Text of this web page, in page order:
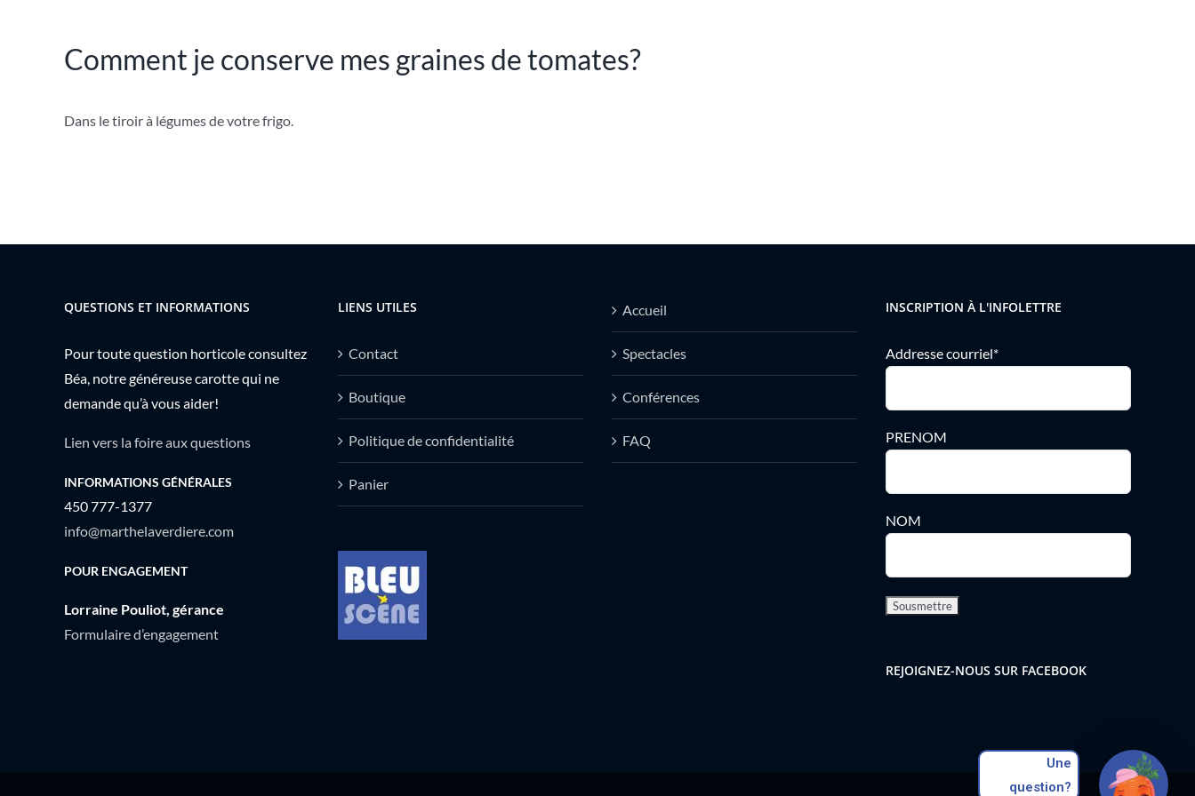
Comment je conserve mes graines de tomates?
Dans letiroir à légumes de votre frigo.
QUESTIONS ET INFORMATIONS
Pour toute question horticole consultez
Béa, notre généreuse carotte qui ne
demande qu’à vous aider!
Lien vers la foire aux questions
INFORMATIONS GÉNÉRALES
450 777-1377
info@marthelaverdiere.com
POUR ENGAGEMENT
Lorraine Pouliot, gérance
Formulaire d’engagement
LIENS UTILES
Contact
Boutique
Politique de confidentialité
Panier
Accueil
Spectacles
Conférences
FAQ
INSCRIPTION À L'INFOLETTRE
Addresse courriel*
PRENOM
NOM
REJOIGNEZ-NOUS SUR FACEBOOK
Une
question?